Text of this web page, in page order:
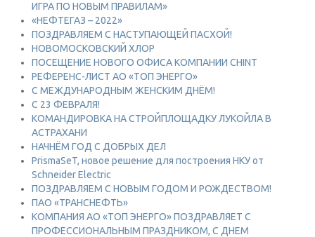
ИГРА ПО НОВЫМ ПРАВИЛАМ»
«НЕФТЕГАЗ – 2022»
ПОЗДРАВЛЯЕМ С НАСТУПАЮЩЕЙ ПАСХОЙ!
НОВОМОСКОВСКИЙ ХЛОР
ПОСЕЩЕНИЕ НОВОГО ОФИСА КОМПАНИИ CHINT
РЕФЕРЕНС-ЛИСТ АО «ТОП ЭНЕРГО»
С МЕЖДУНАРОДНЫМ ЖЕНСКИМ ДНЁМ!
С 23 ФЕВРАЛЯ!
КОМАНДИРОВКА НА СТРОЙПЛОЩАДКУ ЛУКОЙЛА В
АСТРАХАНИ
НАЧНЁМ ГОД С ДОБРЫХ ДЕЛ
PrismaSeT, новое решение для построения НКУ от
Schneider Electric
ПОЗДРАВЛЯЕМ С НОВЫМ ГОДОМ И РОЖДЕСТВОМ!
ПАО «ТРАНСНЕФТЬ»
КОМПАНИЯ АО «ТОП ЭНЕРГО» ПОЗДРАВЛЯЕТ С
ПРОФЕССИОНАЛЬНЫМ ПРАЗДНИКОМ, С ДНЕМ